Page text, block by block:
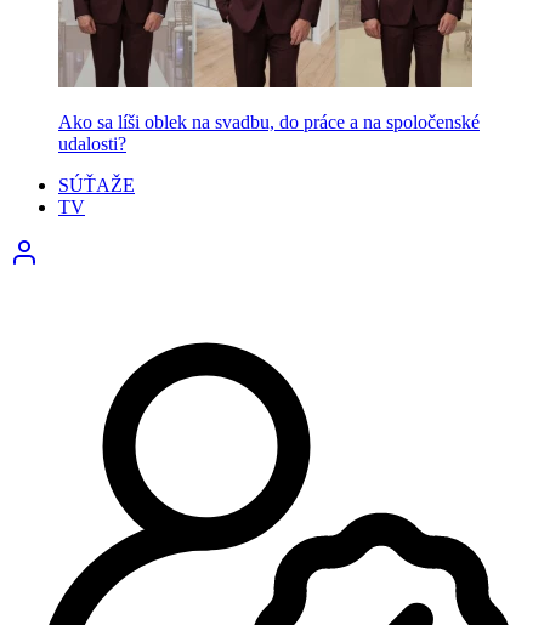
Ako sa líši oblek na svadbu, do práce a na spoločenské
udalosti?
SÚŤAŽE
TV